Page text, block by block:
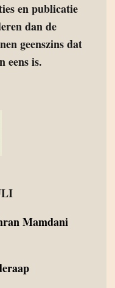
en publicatie
dan de
geenszins dat
eens is.
Mamdani